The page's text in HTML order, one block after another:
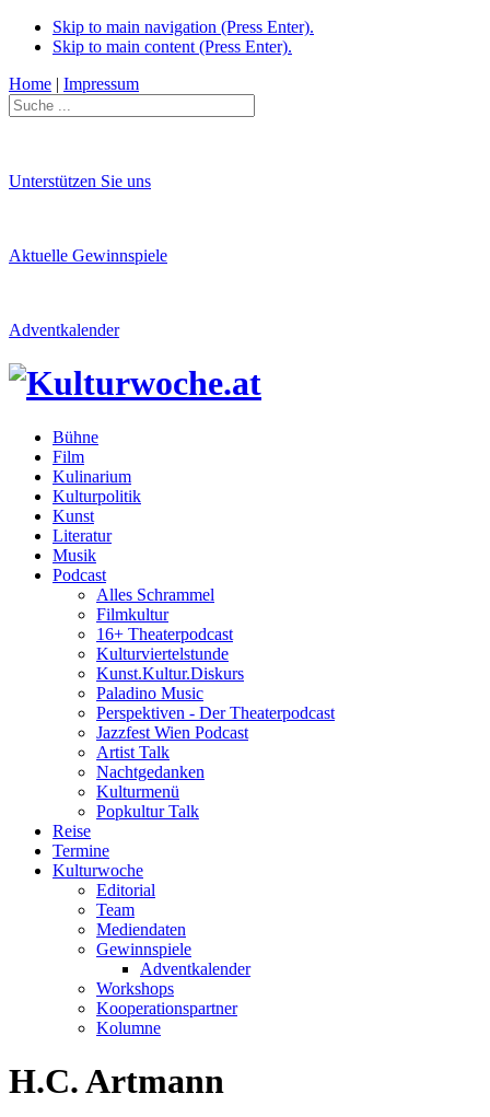
Skip to main navigation (Press Enter).
Skip to main content (Press Enter).
Home | Impressum
Unterstützen Sie uns
Aktuelle Gewinnspiele
Adventkalender
Bühne
Film
Kulinarium
Kulturpolitik
Kunst
Literatur
Musik
Podcast
Alles Schrammel
Filmkultur
16+ Theaterpodcast
Kulturviertelstunde
Kunst.Kultur.Diskurs
Paladino Music
Perspektiven - Der Theaterpodcast
Jazzfest Wien Podcast
Artist Talk
Nachtgedanken
Kulturmenü
Popkultur Talk
Reise
Termine
Kulturwoche
Editorial
Team
Mediendaten
Gewinnspiele
Adventkalender
Workshops
Kooperationspartner
Kolumne
H.C. Artmann